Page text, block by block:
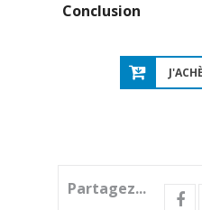
Conclusion
Partagez...